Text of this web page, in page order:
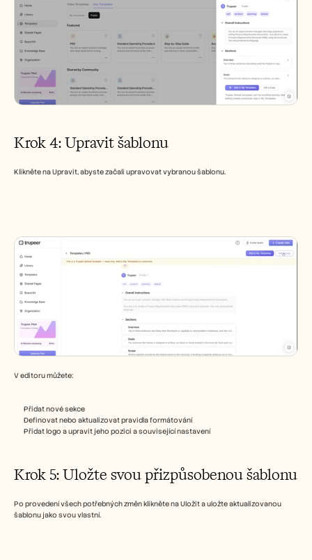
Krok 4: Upravit šablonu
Klikněte na Upravit, abyste začali upravovat vybranou šablonu.
V editoru můžete:
Přidat nové sekce
Definovat nebo aktualizovat pravidla formátování
Přidat logo a upravit jeho pozici a související nastavení
Krok 5: Uložte svou přizpůsobenou šablonu
Po provedení všech potřebných změn klikněte na Uložit a uložte aktualizovanou
šablonu jako svou vlastní.